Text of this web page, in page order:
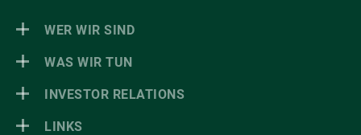
WER WIR SIND
WAS WIR TUN
INVESTOR RELATIONS
LINKS